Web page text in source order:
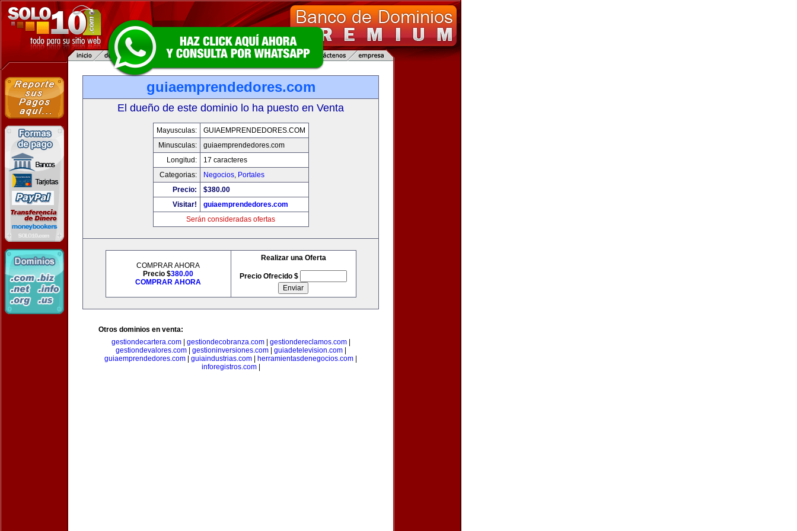
guiaemprendedores.com
El dueño de este dominio lo ha puesto en Venta
Mayusculas:
GUIAEMPRENDEDORES.COM
Minusculas:
guiaemprendedores.com
Longitud:
17 caracteres
Categorias:
Negocios, Portales
Precio:
$380.00
Visitar!
guiaemprendedores.com
Serán consideradas ofertas
COMPRAR AHORA
Precio $380.00
COMPRAR AHORA
Realizar una Oferta
Precio Ofrecido $
Otros dominios en venta:
gestiondecartera.com| gestiondecobranza.com| gestiondereclamos.com|
gestiondevalores.com| gestioninversiones.com| guiadetelevision.com|
guiaemprendedores.com
guiaindustrias.com herramientasdenegocios.com
inforegistros.com|